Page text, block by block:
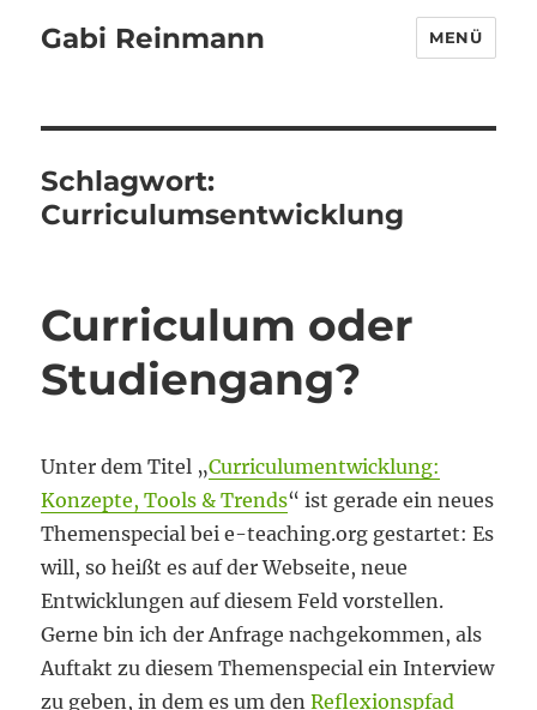
Gabi Reinmann MENÜ
Schlagwort:
Curriculumsentwicklung
Curriculum oder
Studiengang?
Unter dem Titel „Curriculumentwicklung:
Konzepte, Tools & Trends“ ist gerade ein neues
Themenspecial bei e-teaching.org gestartet: Es
will, so heißt es auf der Webseite, neue
Entwicklungen auf diesem Feld vorstellen.
Gerne bin ich der Anfrage nachgekommen, als
Auftakt zu diesem Themenspecial ein Interview
zu geben, in dem es um denReflexionspfad